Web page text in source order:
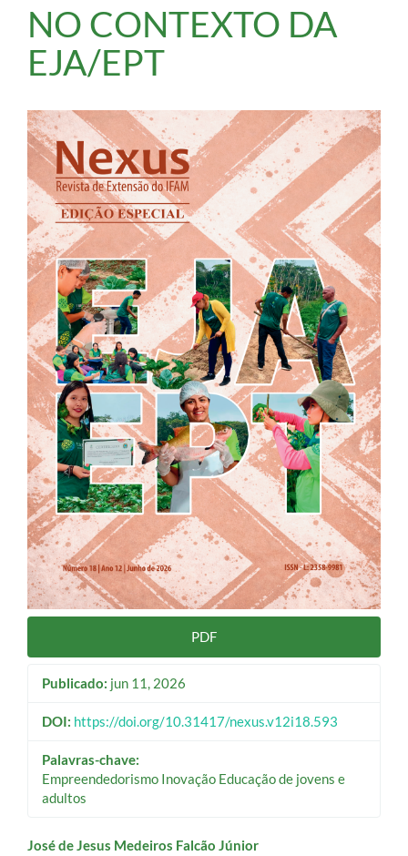
NO CONTEXTO DA
EJA/EPT
Barra
lateral
de
artigos
PDF
Publicado: jun 11, 2026
DOI: https://doi.org/10.31417/nexus.v12i18.593
Palavras-chave:
Empreendedorismo Inovação Educação de jovens e
adultos
José de Jesus Medeiros Falcão Júnior